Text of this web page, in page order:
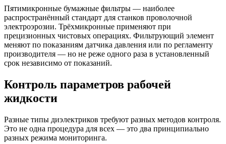
Пятимикронные бумажные фильтры — наиболее
распространённый стандарт для станков проволочной
электроэрозии. Трёхмикронные применяют при
прецизионных чистовых операциях. Фильтрующий элемент
меняют по показаниям датчика давления или по регламенту
производителя — но не реже одного раза в установленный
срок независимо от показаний.
Контроль параметров рабочей
жидкости
Разные типы диэлектриков требуют разных методов контроля.
Это не одна процедура для всех — это два принципиально
разных режима мониторинга.